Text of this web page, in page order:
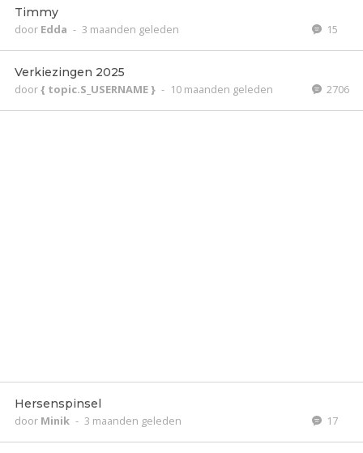
Timmy
door Edda - 3 maanden geleden 15
Verkiezingen 2025
door{ topic.S_USERNAME } - 10 maanden geleden 2706
Hersenspinsel
door Minik - 3 maanden geleden 17